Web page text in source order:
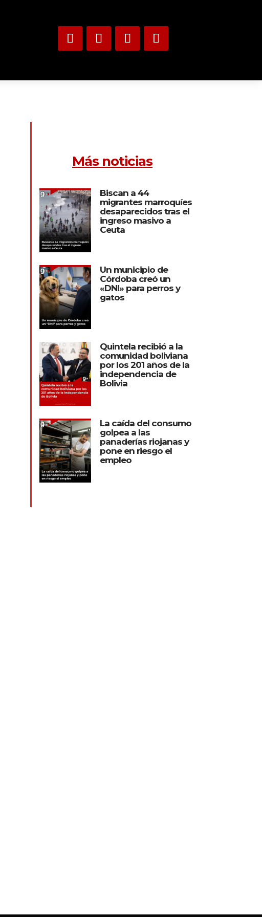
Más noticias
Biscan a 44
migrantes marroquíes
desaparecidos tras el
ingreso masivo a
Ceuta
Un municipio de
Córdoba creó un
«DNI» para perros y
gatos
Quintela recibió a la
comunidad boliviana
por los 201 años de la
independencia de
Bolivia
La caída del consumo
golpea a las
panaderías riojanas y
pone en riesgo el
empleo